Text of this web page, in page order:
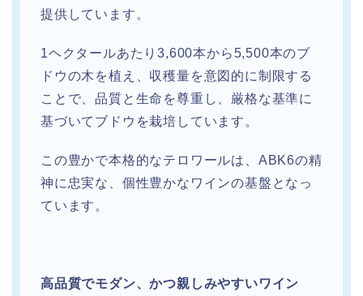
提供しています。
1ヘクタールあたり3,600本から5,500本のブ
ドウの木を植え、収穫量を意図的に制限する
ことで、品質と生命を尊重し、厳格な基準に
基づいてブドウを栽培しています。
この豊かで本格的なテロワールは、ABK6の精
神に忠実な、個性豊かなワインの基盤となっ
ています。
高品質でモダン、かつ親しみやすいワイン